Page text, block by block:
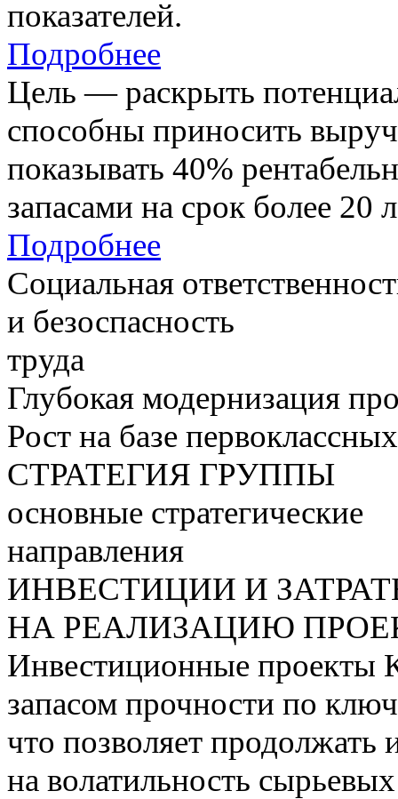
показателей.
Подробнее
Цель — раскрыть
способны приносить
показывать 40%
запасами на срок более 20
Подробнее
Социальная
и безоспасность
труда
Глубокая модернизация
Рост на базе
СТРАТЕГИЯ ГРУППЫ
основные стратегические
направления
ИНВЕСТИЦИИ И
НА РЕАЛИЗАЦИЮ
Инвестиционные проекты
запасом прочности по
что позволяет продолжать
на волатильность